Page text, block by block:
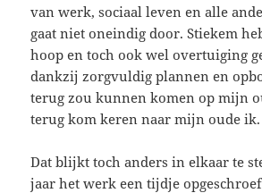
van werk, sociaal leven en alle
gaat niet oneindig door. Stiekem
hoop en toch ook wel overtuiging
dankzij zorgvuldig plannen en
terug zou kunnen komen op mijn
terug kom keren naar mijn oude ik.
Dat blijkt toch anders in elkaar te
jaar het werk een tijdje